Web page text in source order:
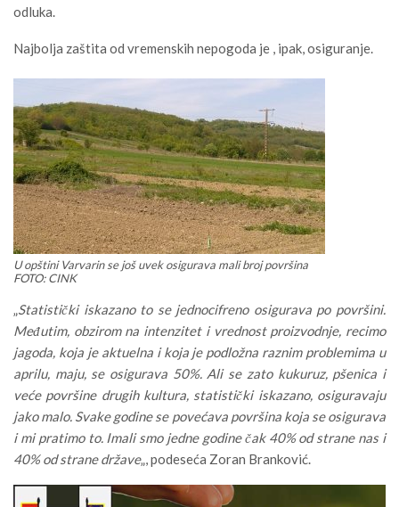
odluka.
Najbolja zaštita od vremenskih nepogoda je , ipak, osiguranje.
U opštini Varvarin se još uvek osigurava mali broj površina
FOTO: CINK
Statistički iskazano to se jednocifreno osigurava po površini.
Međutim, obzirom na intenzitet i vrednost proizvodnje, recimo
jagoda, koja je aktuelna i koja je podložna raznim problemima u
aprilu, maju, se osigurava 50%. Ali se zato kukuruz, pšenica i
veće površine drugih kultura, statistički iskazano, osiguravaju
jako malo. Svake godine se povećava površina koja se osigurava
i mi pratimo to. Imali smo jedne godine čak 40% od strane nas i
40% od strane države„, podeseća Zoran Branković.